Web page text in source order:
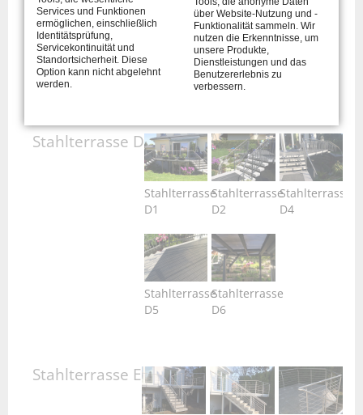
Stahlterrasse
C4
Stahlterrasse D
Stahlterrasse
D1
Stahlterrasse
D2
Stahlterrasse
D4
Stahlterrasse
D5
Stahlterrasse
D6
Stahlterrasse E
Services und Funktionen
ermöglichen, einschließlich
Identitätsprüfung,
Servicekontinuität und
Standortsicherheit. Diese
Option kann nicht abgelehnt
werden.
über Website-Nutzung und -
Funktionalität sammeln. Wir
nutzen die Erkenntnisse, um
unsere Produkte,
Dienstleistungen und das
Benutzererlebnis zu
verbessern.